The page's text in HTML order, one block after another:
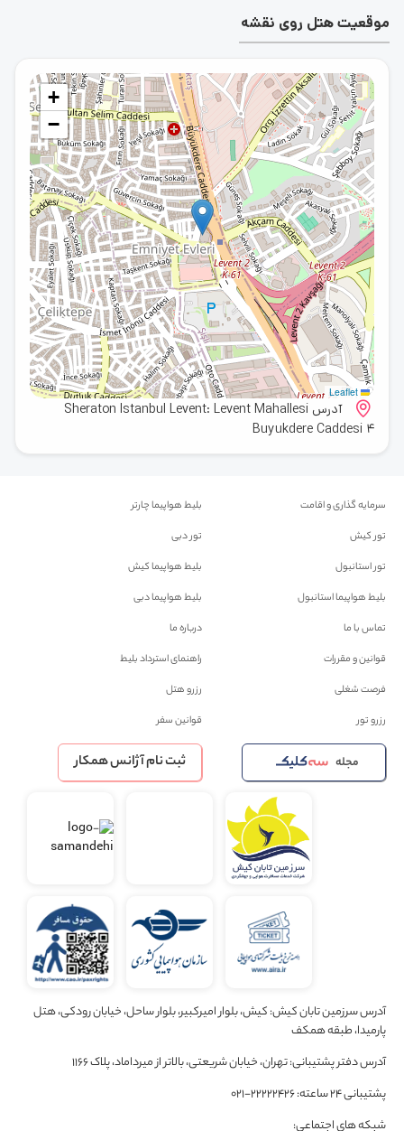
موقعیت هتل روی نقشه
+
−
Leaflet
آدرس Sheraton Istanbul Levent: Levent Mahallesi
Buyukdere Caddesi 4
سرمایه گذاری و اقامت
بلیط هواپیما چارتر
تور کیش
تور دبی
تور استانبول
بلیط هواپیما کیش
بلیط هواپیما استانبول
بلیط هواپیما دبی
تماس با ما
درباره ما
قوانین و مقررات
راهنمای استرداد بلیط
فرصت شغلی
رزرو هتل
رزرو تور
قوانین سفر
مجله ثبت نام آژانس همکار
آدرس سرزمین تابان کیش: کیش، بلوار امیرکبیر، بلوار ساحل، خیابان رودکی، هتل
پارمیدا، طبقه همکف
آدرس دفتر پشتیبانی: تهران، خیابان شریعتی، بالاتر از میرداماد، پلاک 1166
پشتیبانی 24 ساعته: 22222426-021
شبکه های اجتماعی: